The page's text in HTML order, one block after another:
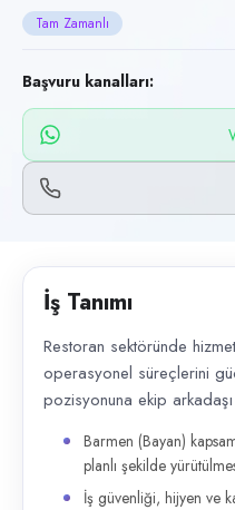
WhatsApp, Telefon
İlan açıklaması
Restoran sektöründe hizmet
Tam Zamanlı
Başvuru kanalları:
İş Tanımı
Restoran sektöründe
operasyonel süreçlerini
pozisyonuna ekip arkadaşı
Barmen (Bayan)
planlı şekilde
İş güvenliği, hijyen ve